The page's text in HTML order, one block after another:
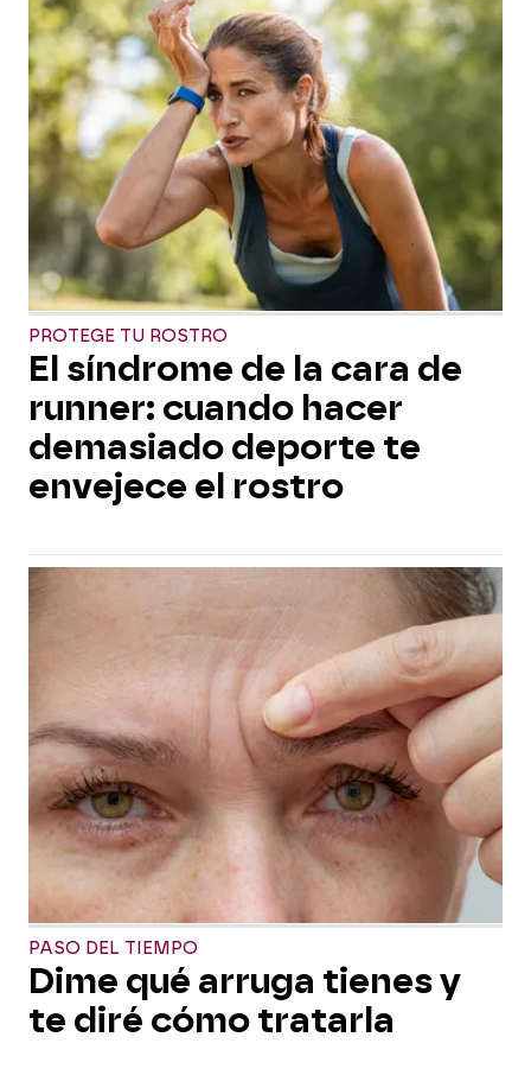
PROTEGE TU ROSTRO
El síndrome de la cara de
runner: cuando hacer
demasiado deporte te
envejece el rostro
PASO DEL TIEMPO
Dime qué arruga tienes y
te diré cómo tratarla